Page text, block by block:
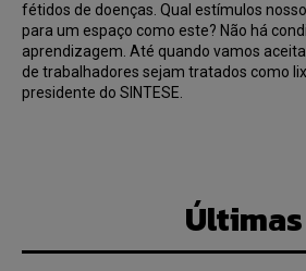
fétidos de doenças. Qual estímulos
para um espaço como este? Não há
aprendizagem. Até quando vamos
de trabalhadores sejam tratados como
presidente do SINTESE.
Últimas